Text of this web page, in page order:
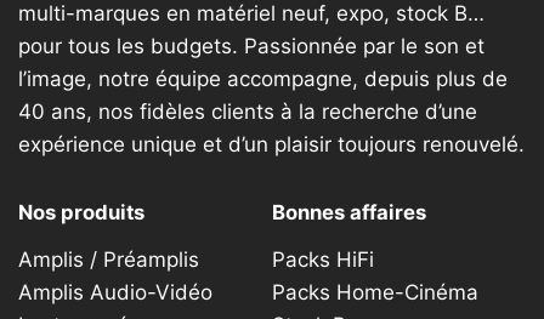
multi-marques en matériel neuf, expo, stock B…
pour tous les budgets. Passionnée par le son et
l’image, notre équipe accompagne, depuis plus de
40 ans, nos fidèles clients à la recherche d’une
expérience unique et d’un plaisir toujours renouvelé.
Nos produits
Amplis / Préamplis
Amplis Audio-Vidéo
Bonnes affaires
Packs HiFi
Packs Home-Cinéma